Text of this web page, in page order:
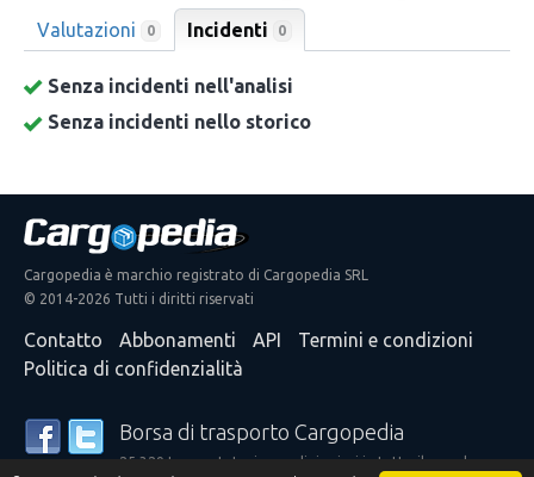
Valutazioni 0 Incidenti 0
Senza incidenti nell'analisi
Senza incidenti nello storico
Cargopedia è marchio registrato di Cargopedia SRL
© 2014-2026 Tutti i diritti riservati
Contatto Abbonamenti API
Termini e condizioni
Politica di confidenzialità
Borsa di trasporto Cargopedia
25.329 trasportatori e spedizionieri in tutto il mondo